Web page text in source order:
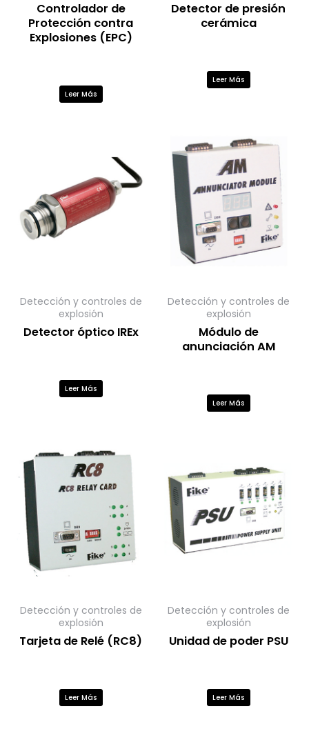
Controlador de
Protección contra
Explosiones (EPC)
Leer Más
Detector de presión
cerámica
Leer Más
Detección y controles de
explosión
Detector óptico IREx
Leer Más
Detección y controles de
explosión
Módulo de
anunciación AM
Leer Más
Detección y controles de
explosión
Tarjeta de Relé (RC8)
Leer Más
Detección y controles de
explosión
Unidad de poder PSU
Leer Más